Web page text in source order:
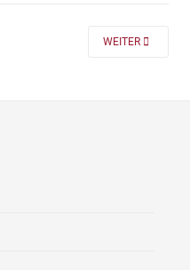
20 „MASS“ FÜR DIE KLASSEN 7
NEXT ARTICLE:
WEITER